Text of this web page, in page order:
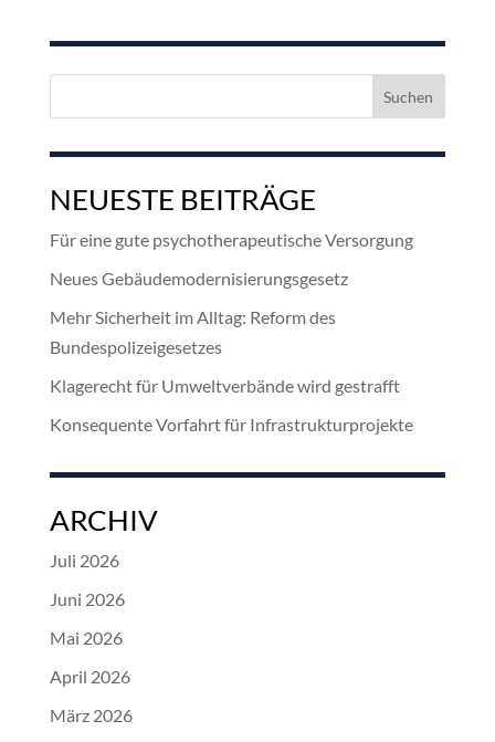
NEUESTE BEITRÄGE
Für eine gute psychotherapeutische Versorgung
Neues Gebäudemodernisierungsgesetz
Mehr Sicherheit im Alltag: Reform des
Bundespolizeigesetzes
Klagerecht für Umweltverbände wird gestrafft
Konsequente Vorfahrt für Infrastrukturprojekte
ARCHIV
Juli 2026
Juni 2026
Mai 2026
April 2026
März 2026